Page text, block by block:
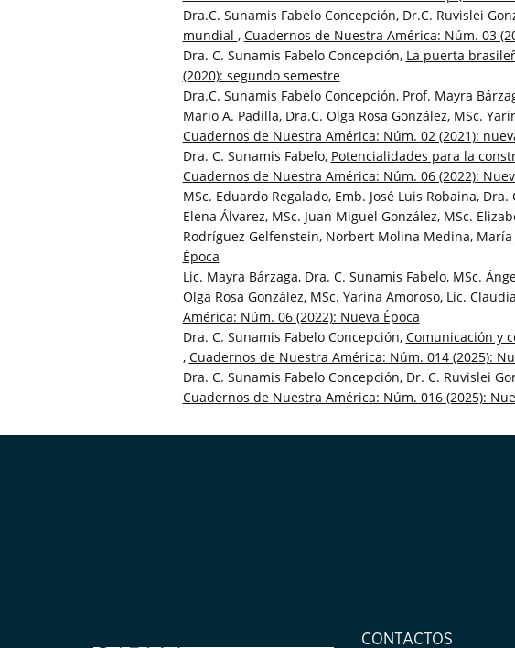
Dra.C. Sunamis Fabelo Concepción, Dr.C. Ruvislei
mundial , Cuadernos de Nuestra América: Núm. 03
Dra. C. Sunamis Fabelo Concepción, La puerta
(2020): segundo semestre
Dra.C. Sunamis Fabelo Concepción, Prof. Mayra
Mario A. Padilla, Dra.C. Olga Rosa González, MSc.
Cuadernos de Nuestra América: Núm. 02 (2021):
Dra. C. Sunamis Fabelo, Potencialidades para la
Cuadernos de Nuestra América: Núm. 06 (2022):
MSc. Eduardo Regalado, Emb. José Luis Robaina,
Elena Álvarez, MSc. Juan Miguel González, MSc.
Rodríguez Gelfenstein, Norbert Molina Medina, María
Época
Lic. Mayra Bárzaga, Dra. C. Sunamis Fabelo, MSc.
Olga Rosa González, MSc. Yarina Amoroso, Lic.
América: Núm. 06 (2022): Nueva Época
Dra. C. Sunamis Fabelo Concepción, Comunicación y
, Cuadernos de Nuestra América: Núm. 014 (2025):
Dra. C. Sunamis Fabelo Concepción, Dr. C. Ruvislei
Cuadernos de Nuestra América: Núm. 016 (2025):
CONTACTOS